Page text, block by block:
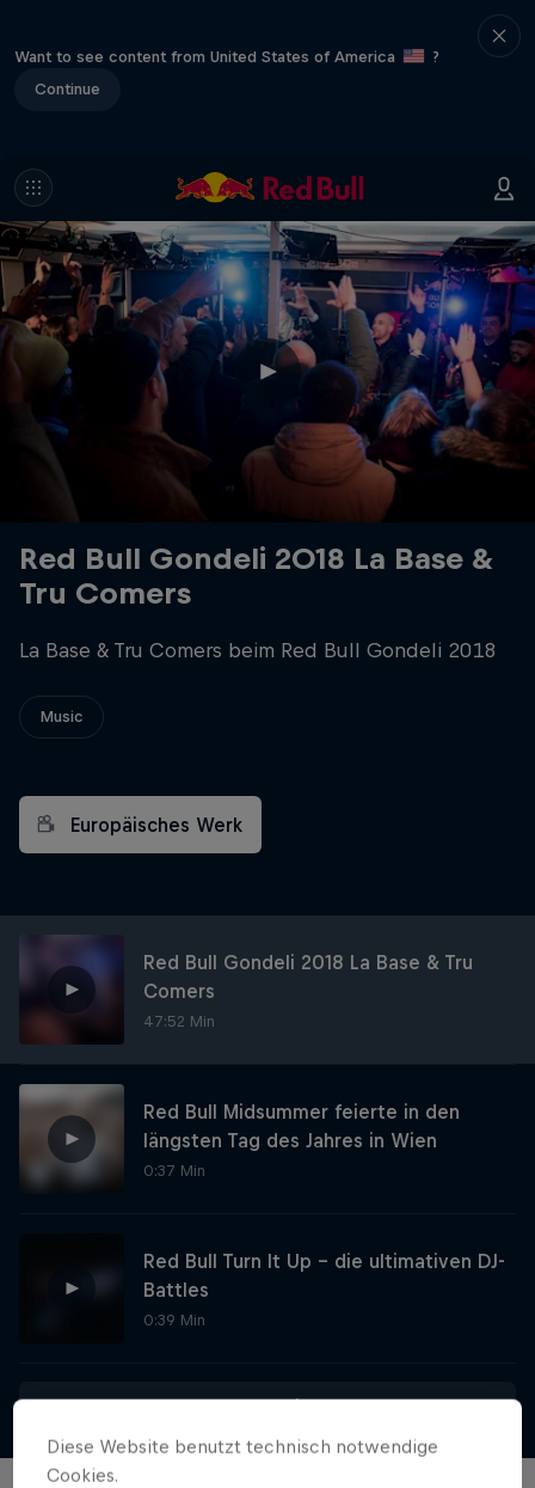
Want to see content from United States of America
?
Continue
Red Bull Gondeli 2018 La Base &
Tru Comers
La Base & Tru Comers beim Red Bull Gondeli 2018
Music
Europäisches Werk
Red Bull Gondeli 2018 La Base & Tru
Comers
47:52 Min
Red Bull Midsummer feierte in den
längsten Tag des Jahres in Wien
0:37 Min
Red Bull Turn It Up – die ultimativen DJ-
Battles
0:39 Min
Mehr anzeigen
Red Bull Trapped
Die Hip-Hop-Escape-Show mit wilden
Diese Website benutzt technisch notwendige
Cookies.